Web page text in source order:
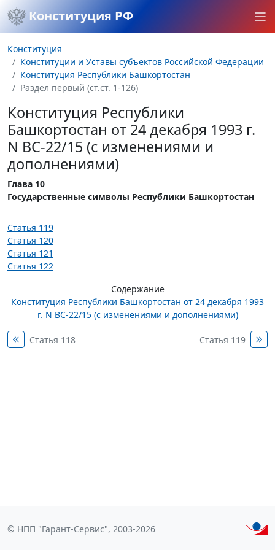
Конституция РФ
Конституция
Конституции и Уставы субъектов Российской Федерации
Конституция Республики Башкортостан
Раздел первый (ст.ст. 1-126)
Конституция Республики
Башкортостан от 24 декабря 1993 г.
N ВС-22/15 (с изменениями и
дополнениями)
Глава 10
Государственные символы Республики Башкортостан
Статья 119
Статья 120
Статья 121
Статья 122
Содержание
Конституция Республики Башкортостан от 24 декабря 1993
г. N ВС-22/15 (с изменениями и дополнениями)
Статья 118 Статья 119
© НПП "Гарант-Сервис", 2003-2026